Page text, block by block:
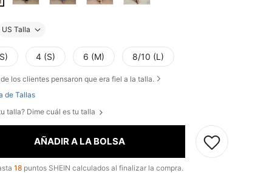
US Talla
4 (S) 6 (M) 8/10 (L)
de los clientes pensaron que era fiel a la talla.
de Tallas
talla? Dime cuál es tu talla
AÑADIR A LA BOLSA
18 puntos SHEIN calculados al finalizar la compra.